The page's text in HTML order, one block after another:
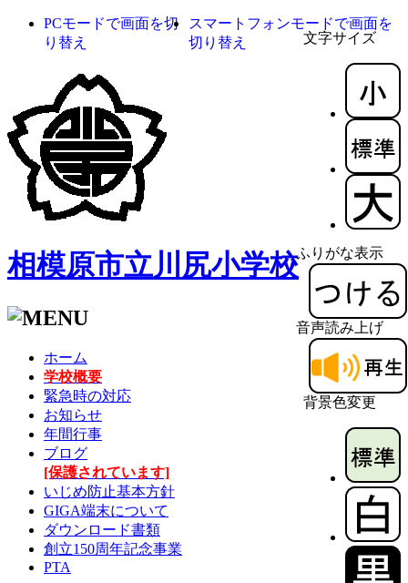
文字サイズ
ふりがな表示
音声読み上げ
背景色変更
PCモードで画面を切
り替え
スマートフォンモードで画面を
切り替え
相模原市立川尻小学校
ホーム
学校概要
緊急時の対応
お知らせ
年間行事
ブログ
[保護されています]
いじめ防止基本方針
GIGA端末について
ダウンロード書類
創立150周年記念事業
PTA